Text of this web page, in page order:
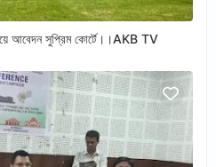
আবেদন সুপ্রিম কোর্টে।।AKB TV